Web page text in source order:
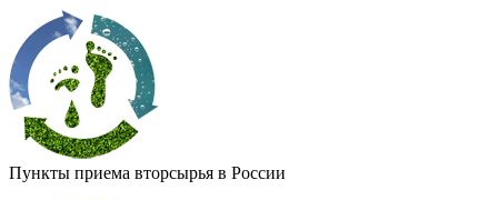
Пункты приема вторсырья в России